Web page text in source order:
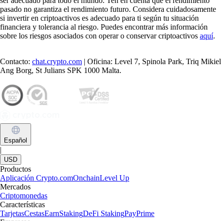
pasado no garantiza el rendimiento futuro. Considera cuidadosamente
si invertir en criptoactivos es adecuado para ti según tu situación
financiera y tolerancia al riesgo. Puedes encontrar más información
sobre los riesgos asociados con operar o conservar criptoactivos aquí.
Contacto: chat.crypto.com | Oficina: Level 7, Spinola Park, Triq Mikiel
Ang Borg, St Julians SPK 1000 Malta.
Español
|
USD
Productos
Aplicación Crypto.comOnchainLevel Up
Mercados
Criptomonedas
Características
TarjetasCestasEarnStakingDeFi StakingPayPrime